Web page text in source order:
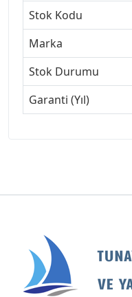
Stok Kodu
Marka
Stok Durumu
Garanti (Yıl)